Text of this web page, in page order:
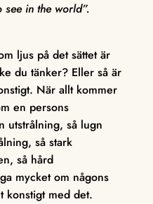
see in the world”.
ljus på det sättet är
du tänker? Eller så är
När allt kommer
en persons
utstrålning, så lugn
så stark
så hård
mycket om någons
konstigt med det.